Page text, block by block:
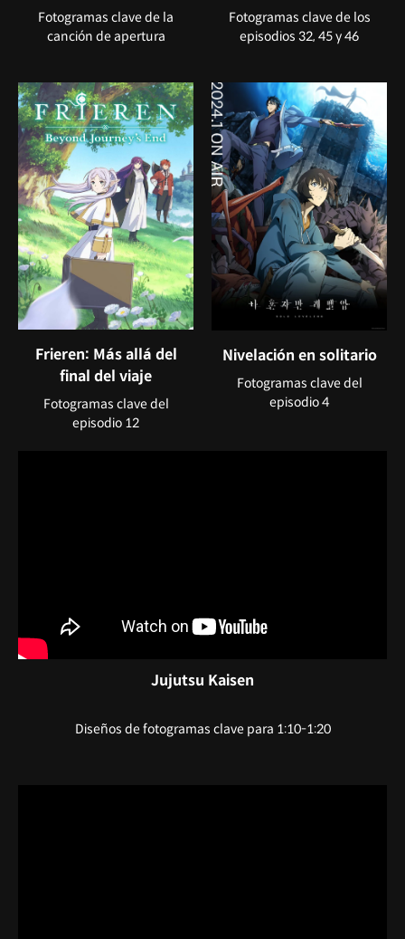
Fotogramas clave de la
canción de apertura
Fotogramas clave de los
episodios 32, 45 y 46
Frieren: Más allá del
final del viaje
Fotogramas clave del
episodio 12
Nivelación en solitario
Fotogramas clave del
episodio 4
Jujutsu Kaisen
Diseños de fotogramas clave para 1:10-1:20